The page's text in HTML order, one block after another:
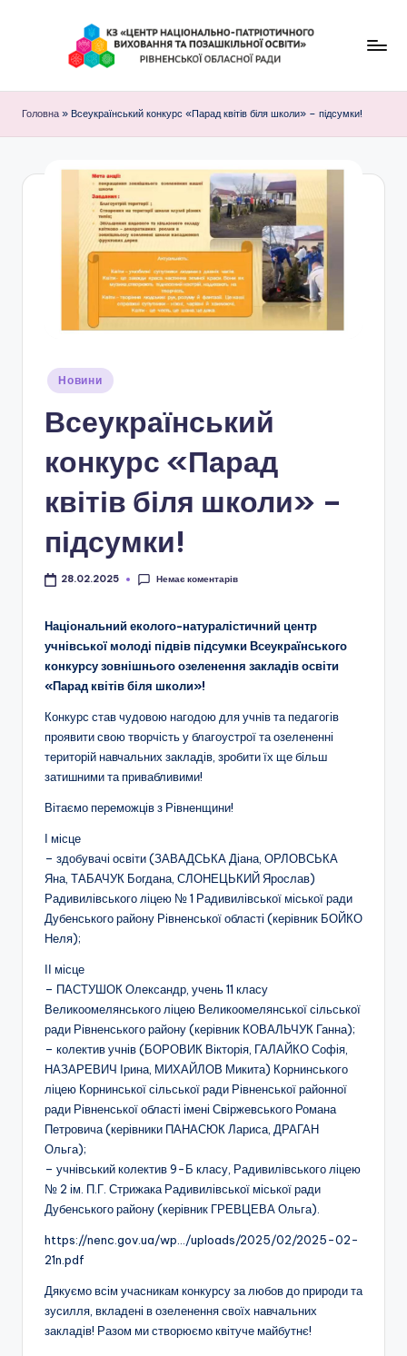
З
"
Ц
т
н
ц
і
н
а
л
ь
о
-
п
а
т
р
і
о
т
и
ч
н
о
г
о
в
и
х
о
в
а
н
н
я
т
Головна » Всеукраїнський конкурс «Парад квітів біля школи» – підсумки!
Опубліковано
Новини
Всеукраїнський
конкурс «Парад
квітів біля школи» –
підсумки!
28.02.2025 Немає коментарів
Національний еколого-натуралістичний центр
учнівської молоді підвів підсумки Всеукраїнського
конкурсу зовнішнього озеленення закладів освіти
«Парад квітів біля школи»!
Конкурс став чудовою нагодою для учнів та педагогів
проявити свою творчість у благоустрої та озелененні
територій навчальних закладів, зробити їх ще більш
затишними та привабливими!
Вітаємо переможців з Рівненщини!
І місце
– здобувачі освіти (ЗАВАДСЬКА Діана, ОРЛОВСЬКА
Яна, ТАБАЧУК Богдана, СЛОНЕЦЬКИЙ Ярослав)
Радивилівського ліцею № 1 Радивилівської міської ради
Дубенського району Рівненської області (керівник БОЙКО
Неля);
ІІ місце
– ПАСТУШОК Олександр, учень 11 класу
Великоомелянського ліцею Великоомелянської сільської
ради Рівненського району (керівник КОВАЛЬЧУК Ганна);
– колектив учнів (БОРОВИК Вікторія, ГАЛАЙКО Софія,
НАЗАРЕВИЧ Ірина, МИХАЙЛОВ Микита) Корнинського
ліцею Корнинської сільської ради Рівненської районної
ради Рівненської області імені Свіржевського Романа
Петровича (керівники ПАНАСЮК Лариса, ДРАГАН
Ольга);
– учнівський колектив 9-Б класу, Радивилівського ліцею
№ 2 ім. П.Г. Стрижака Радивилівської міської ради
Дубенського району (керівник ГРЕВЦЕВА Ольга).
https://nenc.gov.ua/wp…/uploads/2025/02/2025-02-
21n.pdf
Дякуємо всім учасникам конкурсу за любов до природи та
зусилля, вкладені в озеленення своїх навчальних
закладів! Разом ми створюємо квітуче майбутнє!